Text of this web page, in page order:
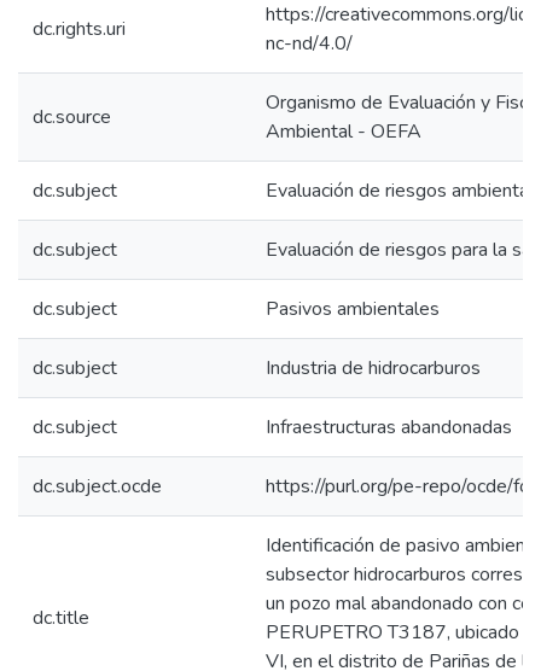
dc.rights.uri
https://creativecommons.org/
nc-nd/4.0/
dc.source
Organismo de Evaluación y
Ambiental - OEFA
dc.subject Evaluación de riesgos
dc.subject Evaluación de riesgos para la
dc.subject Pasivos ambientales
dc.subject Industria de hidrocarburos
dc.subject Infraestructuras abandonadas
dc.subject.ocde https://purl.org/pe-repo/ocde/
dc.title
Identificación de pasivo
subsector hidrocarburos
un pozo mal abandonado con
PERUPETRO T3187, ubicado
VI, en el distrito de Pariñas de la